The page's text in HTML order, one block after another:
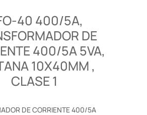
40 400/5A,
DE
400/5A 5VA,
10X40MM ,
CLASE 1
DE CORRIENTE 400/5A